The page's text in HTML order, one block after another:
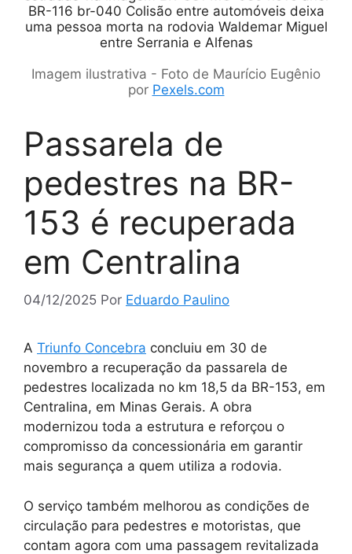
Imagem ilustrativa - Foto de Maurício Eugênio
por Pexels.com
Passarela de
pedestres na BR-
153 é recuperada
em Centralina
04/12/2025 Por Eduardo Paulino
A Triunfo Concebra concluiu em 30 de
novembro a recuperação da passarela de
pedestres localizada no km 18,5 da BR-153, em
Centralina, em Minas Gerais. A obra
modernizou toda a estrutura e reforçou o
compromisso da concessionária em garantir
mais segurança a quem utiliza a rodovia.
O serviço também melhorou as condições de
circulação para pedestres e motoristas, que
contam agora com uma passagem revitalizada